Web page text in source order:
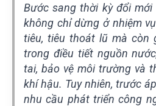
Bước sang thời kỳ đổi
không chỉ dừng ở nhiệm
tiêu, tiêu thoát lũ mà còn
trong điều tiết nguồn
tai, bảo vệ môi trường và
khí hậu. Tuy nhiên, trước
nhu cầu phát triển công